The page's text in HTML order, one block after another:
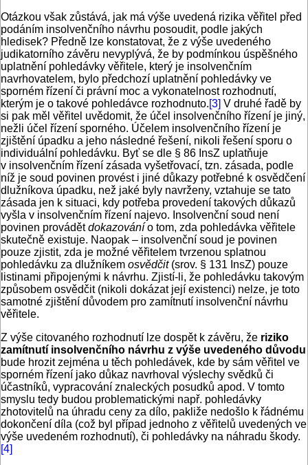
Otázkou však zůstává, jak má výše uvedená rizika věřitel před
podáním insolvenčního návrhu posoudit, podle jakých
hledisek? Předně lze konstatovat, že z výše uvedeného
judikatorního závěru nevyplývá, že by podmínkou úspěšného
uplatnění pohledávky věřitele, který je insolvenčním
navrhovatelem, bylo předchozí uplatnění pohledávky ve
sporném řízení či právní moc a vykonatelnost rozhodnutí,
kterým je o takové pohledávce rozhodnuto.[3] V druhé řadě by
si pak měl věřitel uvědomit, že účel insolvenčního řízení je jiný,
nežli účel řízení sporného. Účelem insolvenčního řízení je
zjištění úpadku a jeho následné řešení, nikoli řešení sporu o
individuální pohledávku. Byť se dle § 86 InsZ uplatňuje
v insolvenčním řízení zásada vyšetřovací, tzn. zásada, podle
níž je soud povinen provést i jiné důkazy potřebné k osvědčení
dlužníkova úpadku, než jaké byly navrženy, vztahuje se tato
zásada jen k situaci, kdy potřeba provedení takových důkazů
vyšla v insolvenčním řízení najevo. Insolvenční soud není
povinen provádětdokazovánío tom, zda pohledávka věřitele
skutečně existuje. Naopak – insolvenční soud je povinen
pouze zjistit, zda je možné věřitelem tvrzenou splatnou
pohledávku za dlužníkem osvědčit(srov. § 131 InsZ) pouze
listinami připojenými k návrhu. Zjistí-li, že pohledávku takovým
způsobem osvědčit (nikoli dokázat její existenci) nelze, je toto
samotné zjištění důvodem pro zamítnutí insolvenční návrhu
věřitele.
Z výše citovaného rozhodnutí lze dospět k závěru, že riziko
zamítnutí insolvenčního návrhu z výše uvedeného důvodu
bude hrozit zejména u těch pohledávek, kde by sám věřitel ve
sporném řízení jako důkaz navrhoval výslechy svědků či
účastníků, vypracování znaleckých posudků apod. V tomto
smyslu tedy budou problematickými např. pohledávky
zhotovitelů na úhradu ceny za dílo, pakliže nedošlo k řádnému
dokončení díla (což byl případ jednoho z věřitelů uvedených ve
výše uvedeném rozhodnutí), či pohledávky na náhradu škody.
[4]